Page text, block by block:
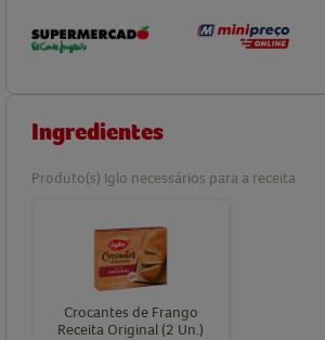
Ingredientes
Produto(s) Iglo necessários para a receita
Crocantes de Frango
Receita Original (2 Un.)